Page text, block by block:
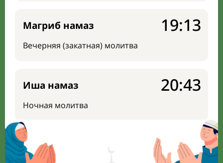
Магриб намаз
Вечерняя (закатная) молитва
19:13
Иша намаз
Ночная молитва
20:43